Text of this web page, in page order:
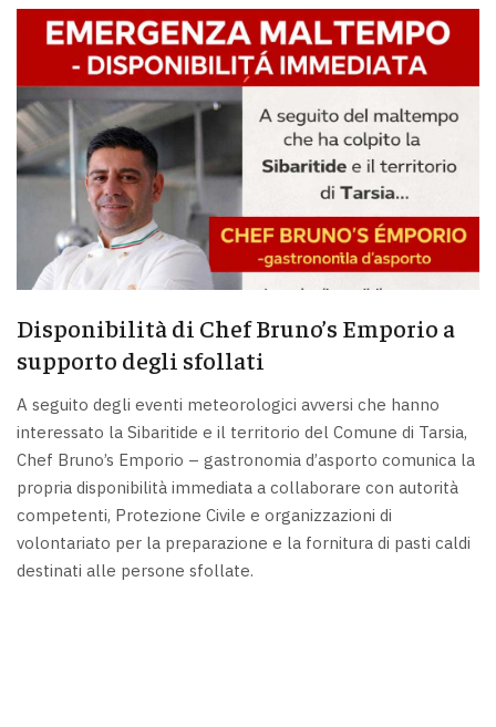
Disponibilità di Chef Bruno’s Emporio a
supporto degli sfollati
A seguito degli eventi meteorologici avversi che hanno
interessato la Sibaritide e il territorio del Comune di Tarsia,
Chef Bruno’s Emporio – gastronomia d’asporto comunica la
propria disponibilità immediata a collaborare con autorità
competenti, Protezione Civile e organizzazioni di
volontariato per la preparazione e la fornitura di pasti caldi
destinati alle persone sfollate.